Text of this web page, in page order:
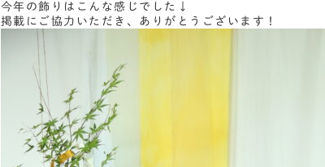
今年の飾りはこんな感じでした↓
掲載にご協力いただき、ありがとうございます！